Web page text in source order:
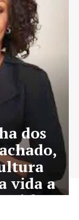
dos
vida a
Lisboa